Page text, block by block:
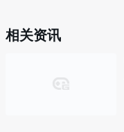
相关资讯